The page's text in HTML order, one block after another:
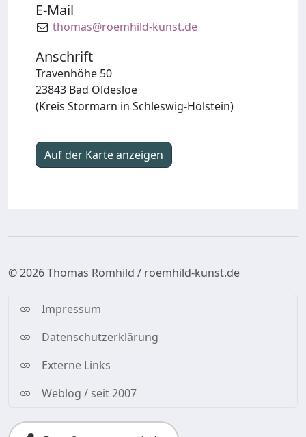
E-Mail
thomas@roemhild-kunst.de
Anschrift
Travenhöhe 50
23843 Bad Oldesloe
(Kreis Stormarn in Schleswig-Holstein)
Auf der Karte anzeigen
©2026 Thomas Römhild / roemhild-kunst.de
Impressum
Datenschutzerklärung
Externe Links
Weblog / seit 2007